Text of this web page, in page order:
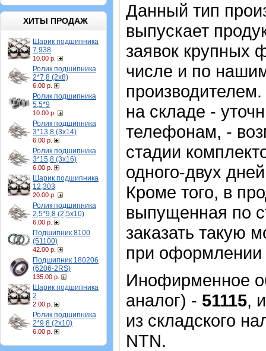
ХИТЫ ПРОДАЖ
Шарик подшипника
7,938
10.00 р.
Ролик подшипника
2*7,8 (2х8)
6.00 р.
Ролик подшипника
5,5*9
10.00 р.
Ролик подшипника
3*13,8 (3х14)
6.00 р.
Ролик подшипника
3*15,8 (3х16)
6.00 р.
Шарик подшипника
12,303
20.00 р.
Ролик подшипника
2,5*9,8 (2,5х10)
6.00 р.
Подшипник 8100
(51100)
42.00 р.
Подшипник 180206
(6206-2RS)
135.00 р.
Шарик подшипника
2
2.00 р.
Ролик подшипника
2*9,8 (2х10)
6.00 р.
Данный тип
выпускает
заявок крупных
числе и по
на складе -
телефонам, -
стадии
одного-двух
Кроме того, в
выпущенная по
заказать такую
при оформлении
Инофирменное
аналог) - 51115,
из складского
NTN.